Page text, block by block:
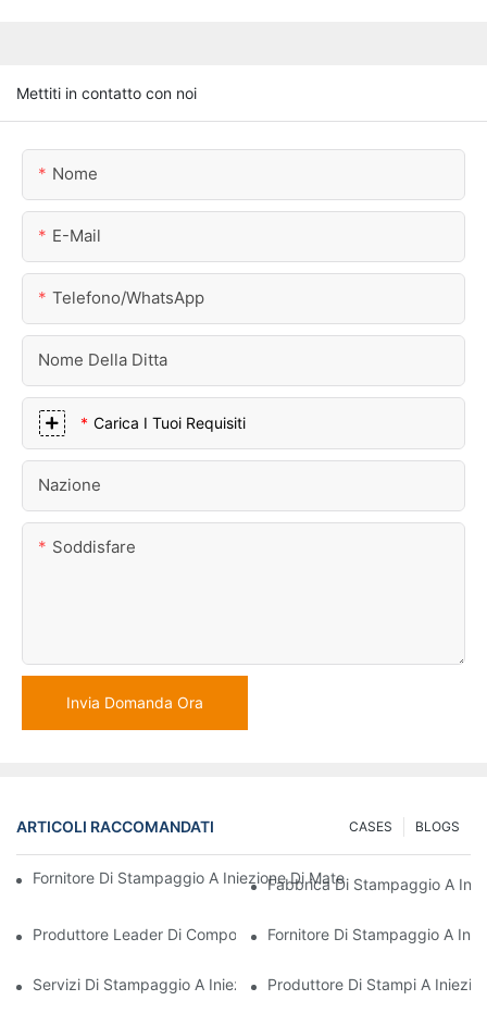
Mettiti in contatto con noi
Nome
E-Mail
Telefono/WhatsApp
Nome Della Ditta
Carica I Tuoi Requisiti
Nazione
Soddisfare
Invia Domanda Ora
ARTICOLI RACCOMANDATI BLOGS
CASES
Fornitore Di Stampaggio A Iniezione Di Materie Plastiche Con
Fabbrica Di Stampaggio A
Produttore Leader Di Componenti In Plastica Per I Settori
Fornitore Di Stampaggio A
Servizi Di Stampaggio A Iniezione Di Materie Plastiche Per
Produttore Di Stampi A